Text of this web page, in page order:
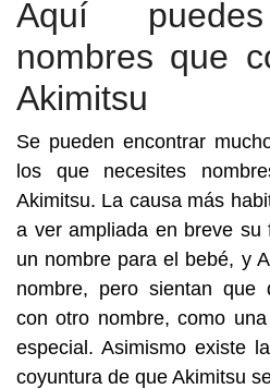
Aquí
nombres que
Akimitsu
Se pueden encontrar
los que necesites
Akimitsu. La causa más
a ver ampliada en breve su
un nombre para el bebé, y
nombre, pero sientan que
con otro nombre, como
especial. Asimismo existe
coyuntura de que Akimitsu